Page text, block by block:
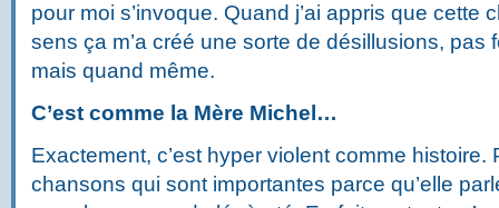
pour moi s’invoque. Quand j’ai appris que cette
sens ça m’a créé une sorte de désillusions, pas
mais quand même.
C’est comme la Mère Michel…
Exactement, c’est hyper violent comme histoire.
chansons qui sont importantes parce qu’elle